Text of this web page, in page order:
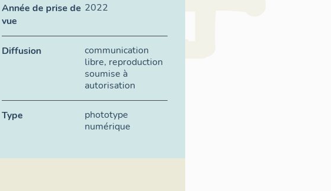
Année de prise de
vue
2022
Diffusion
communication
libre, reproduction
soumise à
autorisation
Type
phototype
numérique